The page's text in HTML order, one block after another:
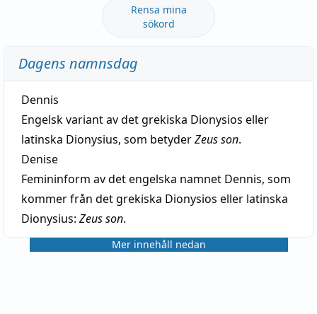
Rensa mina
sökord
Dagens namnsdag
Dennis
Engelsk variant av det grekiska Dionysios eller
latinska Dionysius, som betyderZeus son.
Denise
Femininform av det engelska namnet Dennis, som
kommer från det grekiska Dionysios eller latinska
Dionysius: Zeus son.
Mer innehåll nedan